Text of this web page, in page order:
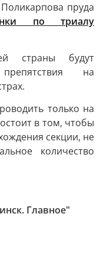
пруда
по триалу
страны будут
на
только на
в том, чтобы
секции, не
количество
Главное"